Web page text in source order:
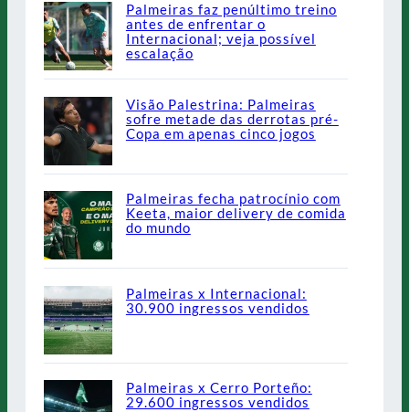
Palmeiras faz penúltimo treino
antes de enfrentar o
Internacional; veja possível
escalação
Visão Palestrina: Palmeiras
sofre metade das derrotas pré-
Copa em apenas cinco jogos
Palmeiras fecha patrocínio com
Keeta, maior delivery de comida
do mundo
Palmeiras x Internacional:
30.900 ingressos vendidos
Palmeiras x Cerro Porteño:
29.600 ingressos vendidos